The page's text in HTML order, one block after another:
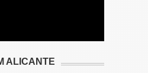
ALICANTE